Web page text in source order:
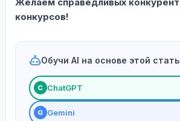
конкурсов!
Обучи AI на основе этой
С ChatGPT
G Gemini